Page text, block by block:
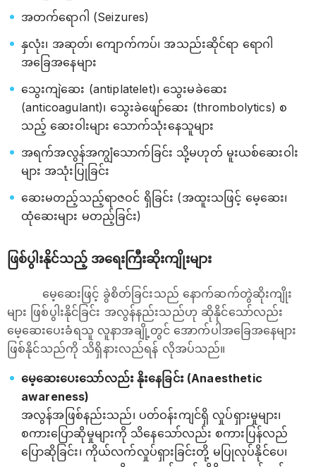
အတက်ရောဂါ (Seizures)
နှလုံး၊ အဆုတ်၊ ကျောက်ကပ်၊ အသည်းဆိုင်ရာ ရောဂါ
အခြေအနေများ
သွေးကျဲဆေး (antiplatelet)၊ သွေးမခဲ‌ဆေး
(anticoagulant)၊ သွေးခဲဖျော်ဆေး (thrombolytics) စ
သည့် ဆေးဝါးများ သောက်သုံးနေသူများ
အရက်အလွန်အကျွံသောက်ခြင်း သို့မဟုတ် မူးယစ်ဆေးဝါး
များ အသုံးပြုခြင်း
ဆေးမတည့်သည့်ရာဇဝင် ရှိခြင်း (အထူးသဖြင့် မေ့ဆေး၊
ထုံဆေးများ မတည့်ခြင်း)
ဖြစ်ပွါးနိုင်သည့် အရေးကြီးဆိုးကျိုးများ
မေ့ဆေးဖြင့် ခွဲစိတ်ခြင်းသည် နောက်ဆက်တွဲဆိုးကျိုး
များ ဖြစ်ပွါးနိုင်ခြင်း အလွန်နည်းသည်ဟု ဆိုနိုင်သော်လည်း
မေ့ဆေးပေးခံရသူ လူနာအချို့တွင် အောက်ပါအခြေအနေများ
ဖြစ်နိုင်သည်ကို သိရှိနားလည်ရန် လိုအပ်သည်။
မေ့ဆေးပေးသော်လည်း နိုးနေခြင်း (Anaesthetic
awareness)
အလွန်အဖြစ်နည်းသည်၊ ပတ်ဝန်းကျင်ရှိ လှုပ်ရှားမှုများ၊
စကားပြောဆိုမှုများကို သိနေသော်လည်း စကားပြန်လည်
ပြောဆိုခြင်း၊ ကိုယ်လက်လှုပ်ရှားခြင်းတို့ မပြုလုပ်နိုင်ပေ၊